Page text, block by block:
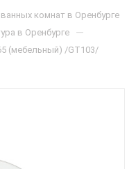
комнат в Оренбурге
в Оренбурге —
(мебельный) /GT103/